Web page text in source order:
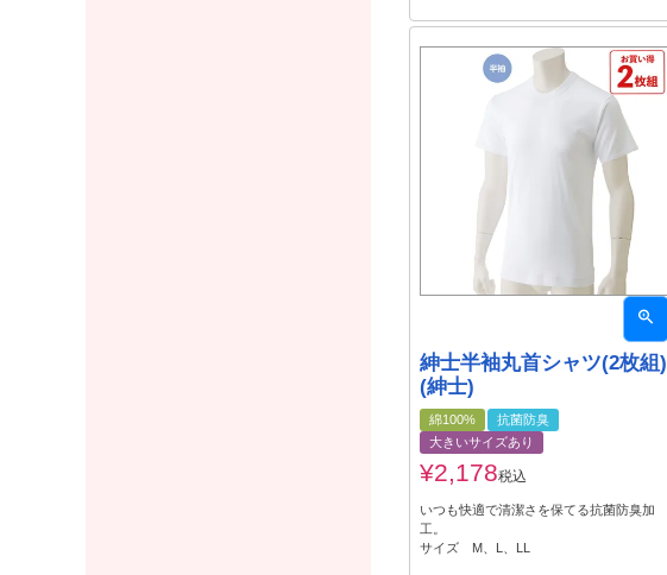
紳士半袖丸首シャツ(2枚組)
(紳士)
綿100%
抗菌防臭
大きいサイズあり
¥2,178税込
いつも快適で清潔さを保てる抗菌防臭加
工。
サイズ M、L、LL